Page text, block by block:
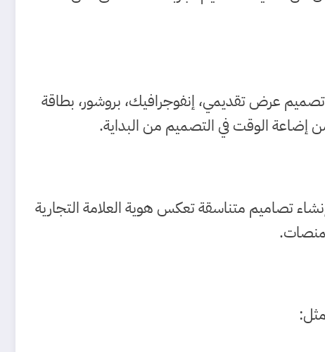
عرض تقديمي، إنفوجرافيك، بروشور، بطاقة
إضاعة الوقت في التصميم من البداية.
تصاميم متناسقة تعكس هوية العلامة التجارية